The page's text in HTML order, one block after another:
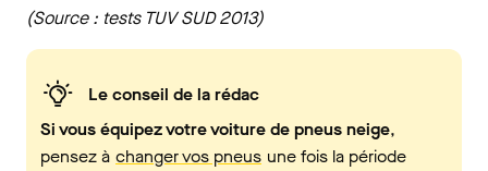
(Source : tests TUV SUD 2013)
Le conseil de la rédac
Si vous équipez votre voiture de pneus neige,
pensez à changer vos pneus une fois la période